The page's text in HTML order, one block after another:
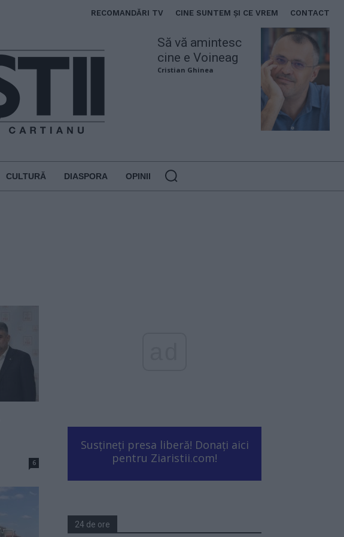
RECOMANDĂRI TV CINE SUNTEM ȘI CE VREM CONTACT
Să vă amintesc
cine e Voineag
Cristian Ghinea
CULTURĂ DIASPORA OPINII
6
Susțineți presa liberă! Donați aici
pentru Ziaristii.com!
24 de ore